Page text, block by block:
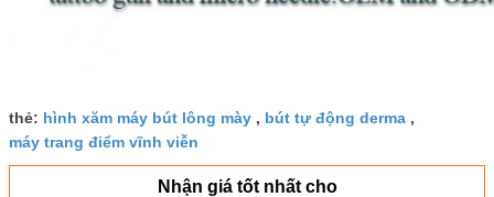
thẻ: hình xăm máy bút lông mày , bút tự động derma ,
máy trang điểm vĩnh viễn
Nhận giá tốt nhất cho